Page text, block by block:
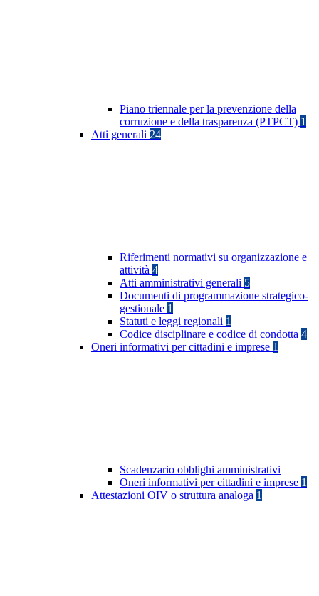
Piano triennale per la prevenzione della
corruzione e della trasparenza (PTPCT) 1
Atti generali 24
Riferimenti normativi su organizzazione e
attività 4
Atti amministrativi generali 5
Documenti di programmazione strategico-
gestionale 1
Statuti e leggi regionali 1
Codice disciplinare e codice di condotta 4
Oneri informativi per cittadini e imprese 1
Scadenzario obblighi amministrativi
Oneri informativi per cittadini e imprese 1
Attestazioni OIV o struttura analoga 1